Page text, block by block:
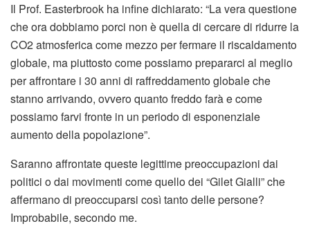
Il Prof. Easterbrook ha infine dichiarato: “La vera questione
che ora dobbiamo porci non è quella di cercare di ridurre la
CO2 atmosferica come mezzo per fermare il riscaldamento
globale, ma piuttosto come possiamo prepararci al meglio
per affrontare i 30 anni di raffreddamento globale che
stanno arrivando, ovvero quanto freddo farà e come
possiamo farvi fronte in un periodo di esponenziale
aumento della popolazione”.
Saranno affrontate queste legittime preoccupazioni dai
politici o dai movimenti come quello dei “Gilet Gialli” che
affermano di preoccuparsi così tanto delle persone?
Improbabile, secondo me.